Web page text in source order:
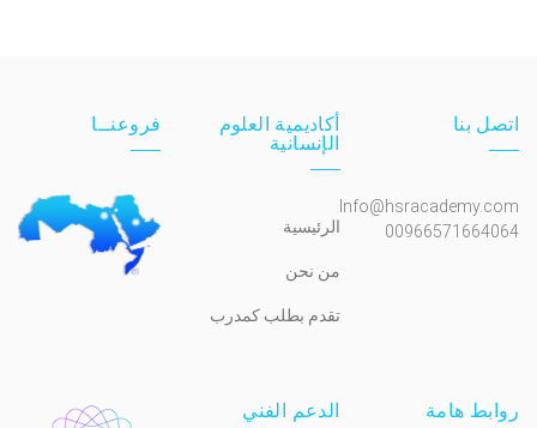
اتصل بنا
Info@hsracademy.com
00966571664064
أكاديمية العلوم
الإنسانية
الرئيسية
من نحن
تقدم بطلب كمدرب
فروعنــا
روابط هامة الدعم الفني